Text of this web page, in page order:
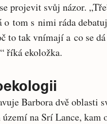
projevit svůj názor.
o tom s nimi ráda
to tak vnímají a co se
říká ekoložka.
Barbora dvě oblasti
na Srí Lance, kam